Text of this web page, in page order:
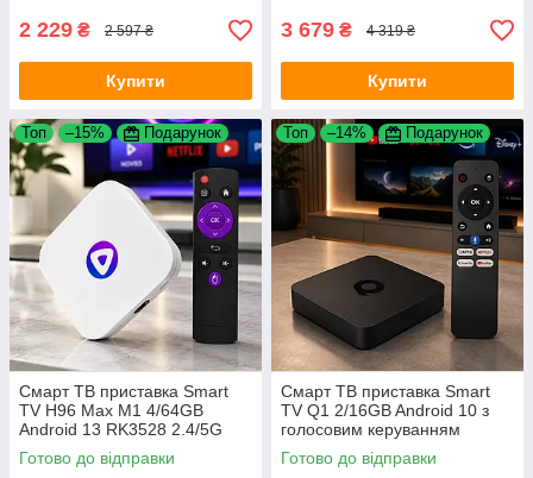
2 229 ₴ 2 597 ₴
Купити
3 679 ₴ 4 319 ₴
Купити
Топ –15% Подарунок
Смарт ТВ приставка Smart
TV H96 Max M1 4/64GB
Android 13 RK3528 2.4/5G
V5.1 для телевізора
Готово до відправки
Топ –14% Подарунок
Смарт ТВ приставка Smart
TV Q1 2/16GB Android 10 з
голосовим керуванням
Allwinner H313 2.4/5G для
телевізора
Готово до відправки